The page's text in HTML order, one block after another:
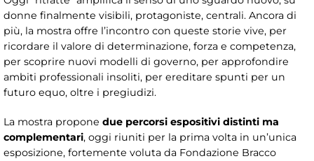
donne finalmente visibili, protagoniste, centrali. Ancora di
più, la mostra offre l’incontro con queste storie vive, per
ricordare il valore di determinazione, forza e competenza,
per scoprire nuovi modelli di governo, per approfondire
ambiti professionali insoliti, per ereditare spunti per un
futuro equo, oltre i pregiudizi.
La mostra propone due percorsi espositivi distinti ma
complementari, oggi riuniti per la prima volta in un’unica
esposizione, fortemente voluta da Fondazione Bracco